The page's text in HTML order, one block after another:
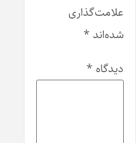
علامت‌گذاری
شده‌اند *
دیدگاه *